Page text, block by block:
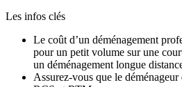
Les infos clés
Le coût d’un déménagement
pour un petit volume sur une
un déménagement longue
Assurez-vous que le